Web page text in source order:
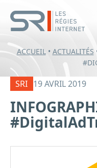
ACCUEIL• ACTUALITÉS
SRI 19 AVRIL 2019